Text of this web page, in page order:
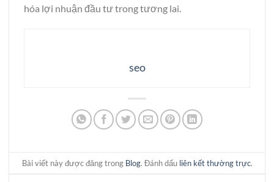
hóa lợi nhuận đầu tư trong tương lai.
seo
Bài viết này được đăng trong Blog. Đánh dấu liên kết thường trực.